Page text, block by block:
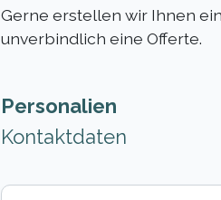
Gerne erstellen wir Ihnen
unverbindlich eine Offerte.
Personalien
Kontaktdaten